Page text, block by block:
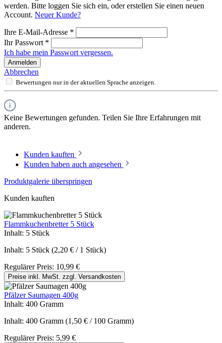
werden. Bitte loggen Sie sich ein, oder erstellen Sie einen neuen
Account. Neuer Kunde?
Ihre E-Mail-Adresse *
Ihr Passwort *
Ich habe mein Passwort vergessen.
Anmelden
Abbrechen
Bewertungen nur in der aktuellen Sprache anzeigen.
Keine Bewertungen gefunden. Teilen Sie Ihre Erfahrungen mit
anderen.
Kunden kauften
Kunden haben auch angesehen
Produktgalerie überspringen
Kunden kauften
Flammkuchenbretter 5 Stück
Inhalt: 5 Stück
Inhalt: 5 Stück (2,20 € / 1 Stück)
Regulärer Preis: 10,99 €
Preise inkl. MwSt. zzgl. Versandkosten
Pfälzer Saumagen 400g
Inhalt: 400 Gramm
Inhalt: 400 Gramm (1,50 € / 100 Gramm)
Regulärer Preis: 5,99 €